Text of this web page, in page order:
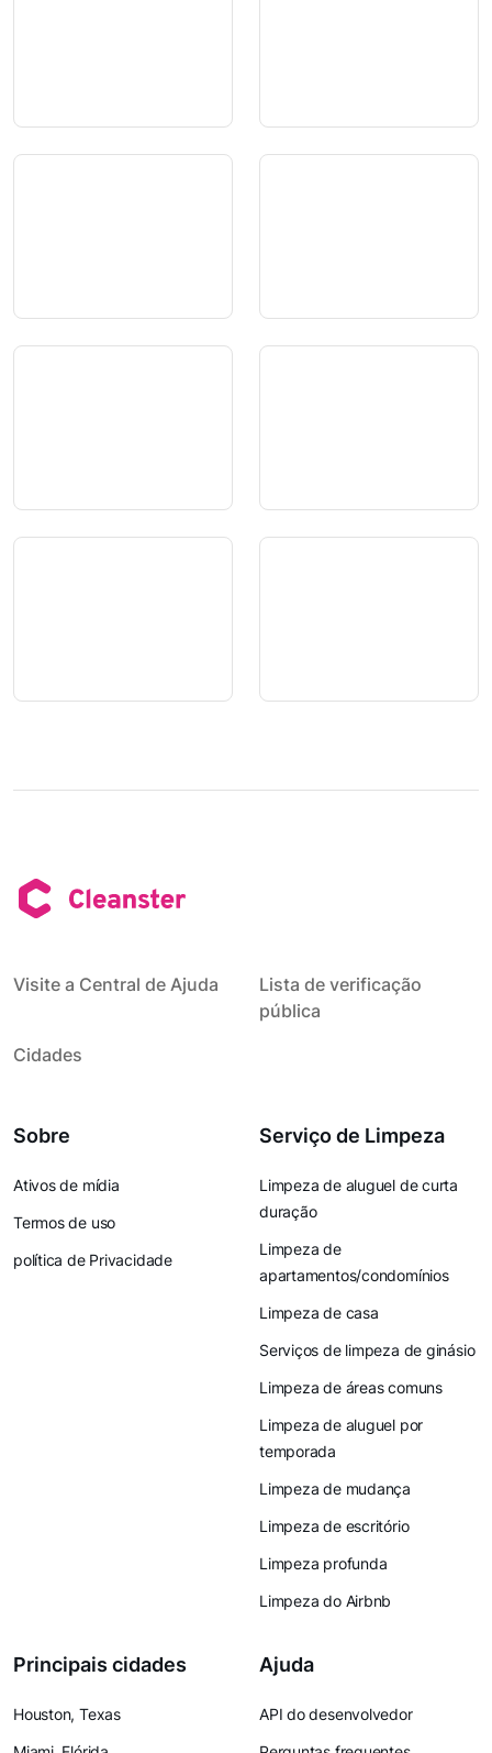
Visite a Central de Ajuda
Lista de verificação
pública
Cidades
Sobre
Ativos de mídia
Termos de uso
política de Privacidade
Serviço de Limpeza
Limpeza de aluguel de curta
duração
Limpeza de
apartamentos/condomínios
Limpeza de casa
Serviços de limpeza de ginásio
Limpeza de áreas comuns
Limpeza de aluguel por
temporada
Limpeza de mudança
Limpeza de escritório
Limpeza profunda
Limpeza do Airbnb
Principais cidades
Houston, Texas
Ajuda
API do desenvolvedor